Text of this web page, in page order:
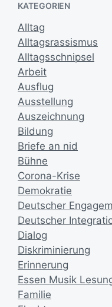
KATEGORIEN
Alltag
Alltagsrassismus
Alltagsschnipsel
Arbeit
Ausflug
Ausstellung
Auszeichnung
Bildung
Briefe an nid
Bühne
Corona-Krise
Demokratie
Deutscher
Deutscher
Dialog
Diskriminierung
Erinnerung
Essen Musik
Familie